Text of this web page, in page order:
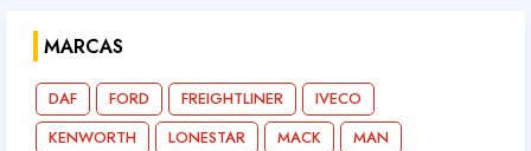
MARCAS
DAF FORD FREIGHTLINER
IVECO
KENWORTH
LONESTAR MACK
MAN